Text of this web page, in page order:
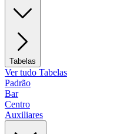
Tabelas
Ver tudo Tabelas
Padrão
Bar
Centro
Auxiliares